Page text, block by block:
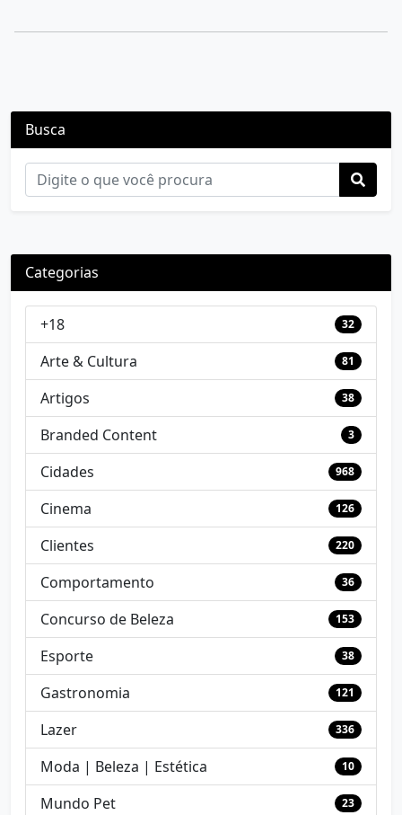
Busca
Categorias
+18 32
Arte & Cultura 81
Artigos 38
Branded Content 3
Cidades 968
Cinema 126
Clientes 220
Comportamento 36
Concurso de Beleza 153
Esporte 38
Gastronomia 121
Lazer 336
Moda | Beleza | Estética 10
Mundo Pet 23